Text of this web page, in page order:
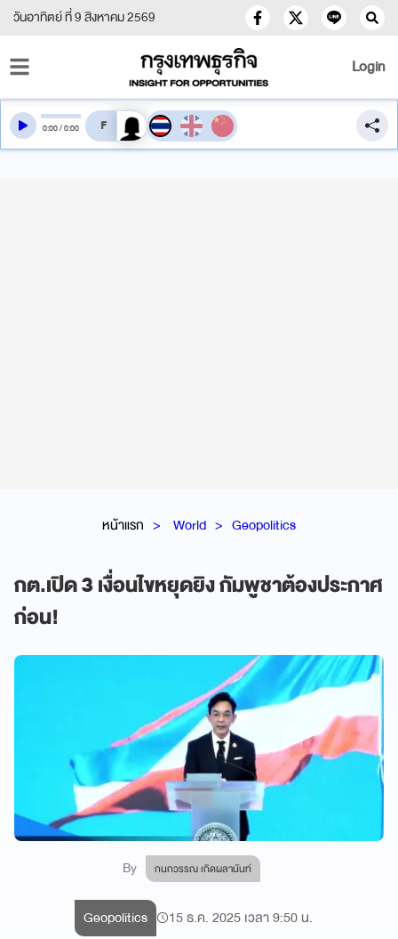
วันอาทิตย์ ที่ 9 สิงหาคม 2569
Login
หน้าแรก World Geopolitics
กต.เปิด 3 เงื่อนไขหยุดยิง กัมพูชาต้องประกาศ
ก่อน!
By กนกวรรณ เกิดผลานันท์
0:00/0:00 สลับเสียงอ่าน
Geopolitics 15 ธ.ค. 2025 เวลา 9:50 น.